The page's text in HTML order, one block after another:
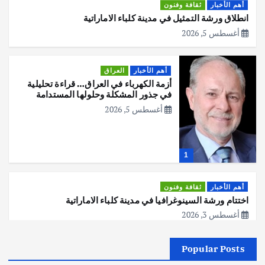
أهم الأخبار ثقافة وفنون
انطلاق ورشة التمثيل في مدينة كلباء الاماراتية
أغسطس 5, 2026
1
أهم الأخبار العراق
أزمة الكهرباء في العراق… قراءة تحليلية
في جذور المشكلة وحلولها المستدامة
أغسطس 5, 2026
أهم الأخبار ثقافة وفنون
اختتام ورشة السينوغرافيا في مدينة كلباء الاماراتية
أغسطس 3, 2026
Popular Posts